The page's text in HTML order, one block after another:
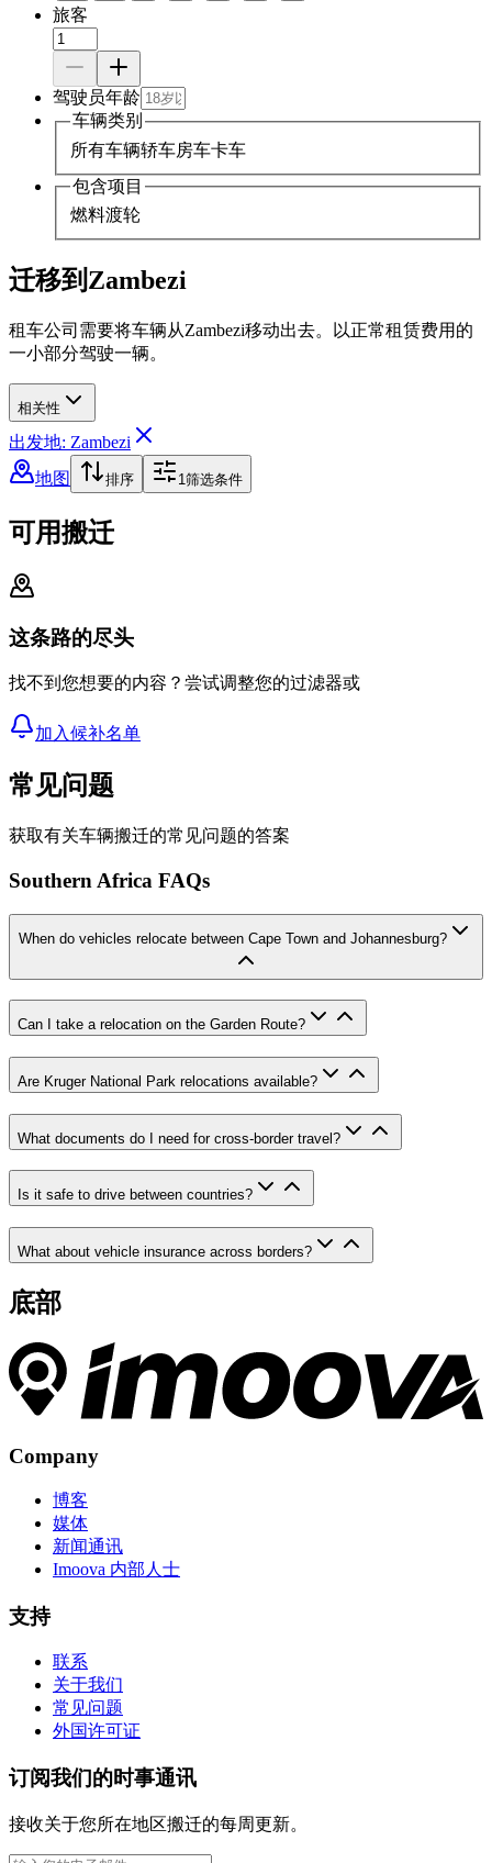
旅客
驾驶员年龄
车辆类别
所有车辆轿车房车卡车
包含项目
燃料渡轮
迁移到Zambezi
租车公司需要将车辆从Zambezi移动出去。以正常租赁费用的
一小部分驾驶一辆。
相关性
出发地: Zambezi
地图
排序 1筛选条件
可用搬迁
这条路的尽头
找不到您想要的内容？尝试调整您的过滤器或
加入候补名单
常见问题
获取有关车辆搬迁的常见问题的答案
Southern Africa FAQs
When do vehicles relocate between Cape Town and Johannesburg?
Can I take a relocation on the Garden Route?
Are Kruger National Park relocations available?
What documents do I need for cross-border travel?
Is it safe to drive between countries?
What about vehicle insurance across borders?
底部
Company
博客
媒体
新闻通讯
Imoova 内部人士
支持
联系
关于我们
常见问题
外国许可证
订阅我们的时事通讯
接收关于您所在地区搬迁的每周更新。